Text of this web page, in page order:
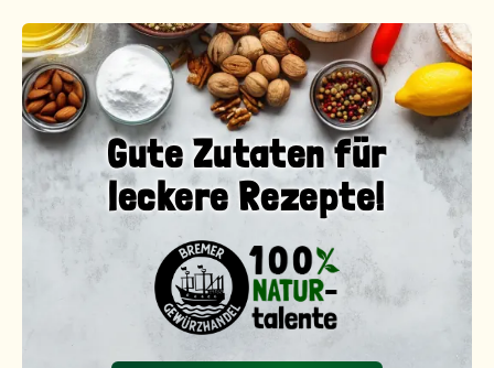
Gute Zutaten für
leckere Rezepte!